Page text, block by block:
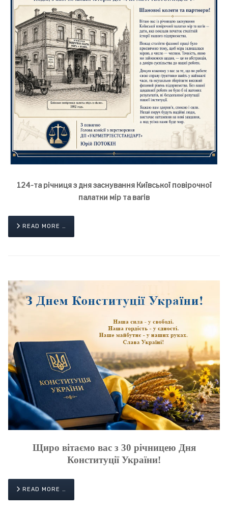
124-та річниця з дня заснування Київської повірочної
палатки мір та вагів
READ MORE …
Щиро вітаємо вас з 30 річницею Дня
Конституції України!
READ MORE …